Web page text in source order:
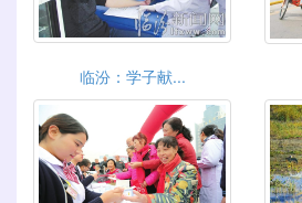
临汾：学子献...